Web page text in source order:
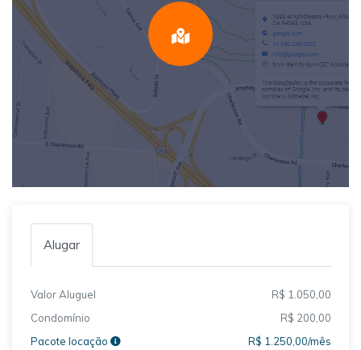
Alugar
Valor Aluguel
R$ 1.050,00
Condomínio
R$ 200,00
Pacote locação
R$ 1.250,00/mês